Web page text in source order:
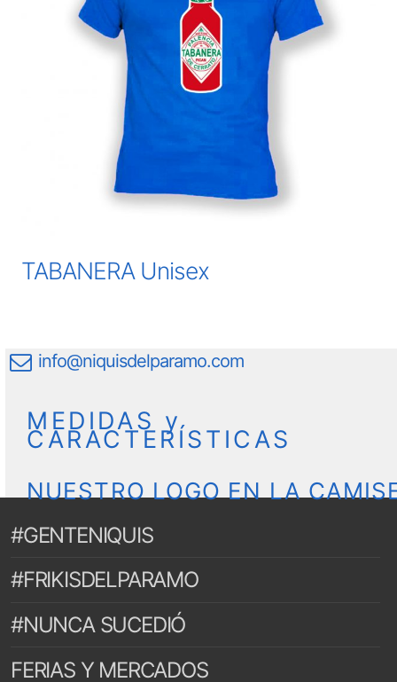
TABANERA Unisex
info@niquisdelparamo.com
MEDIDAS y
CARACTERÍSTICAS
NUESTRO LOGO EN LA
#GENTENIQUIS
#FRIKISDELPARAMO
#NUNCA SUCEDIÓ
FERIAS Y MERCADOS